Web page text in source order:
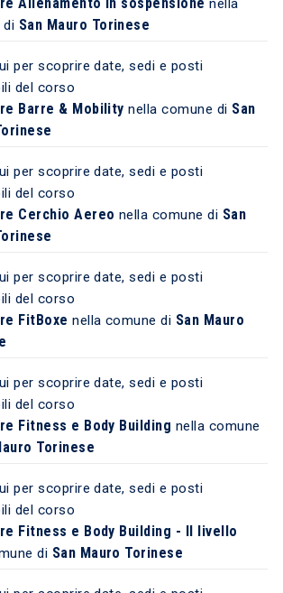
nella
di San Mauro Torinese
per scoprire date, sedi e posti
del corso
Barre & Mobility nella comune di San
per scoprire date, sedi e posti
del corso
Cerchio Aereo nella comune di San
per scoprire date, sedi e posti
del corso
FitBoxe nella comune di San Mauro
per scoprire date, sedi e posti
del corso
Fitness e Body Building nella comune
Torinese
per scoprire date, sedi e posti
del corso
Fitness e Body Building - II livello
di San Mauro Torinese